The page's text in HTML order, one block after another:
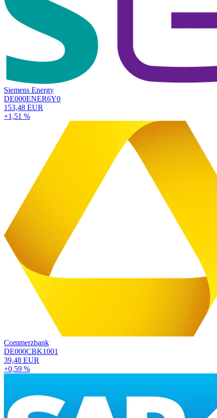
Siemens Energy
DE000ENER6Y0
153,48 EUR
+1,51 %
Commerzbank
DE000CBK1001
39,48 EUR
+0,59 %